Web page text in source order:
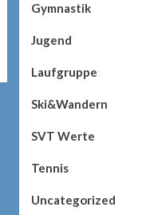
Gymnastik
Jugend
Laufgruppe
Ski&Wandern
SVT Werte
Tennis
Uncategorized